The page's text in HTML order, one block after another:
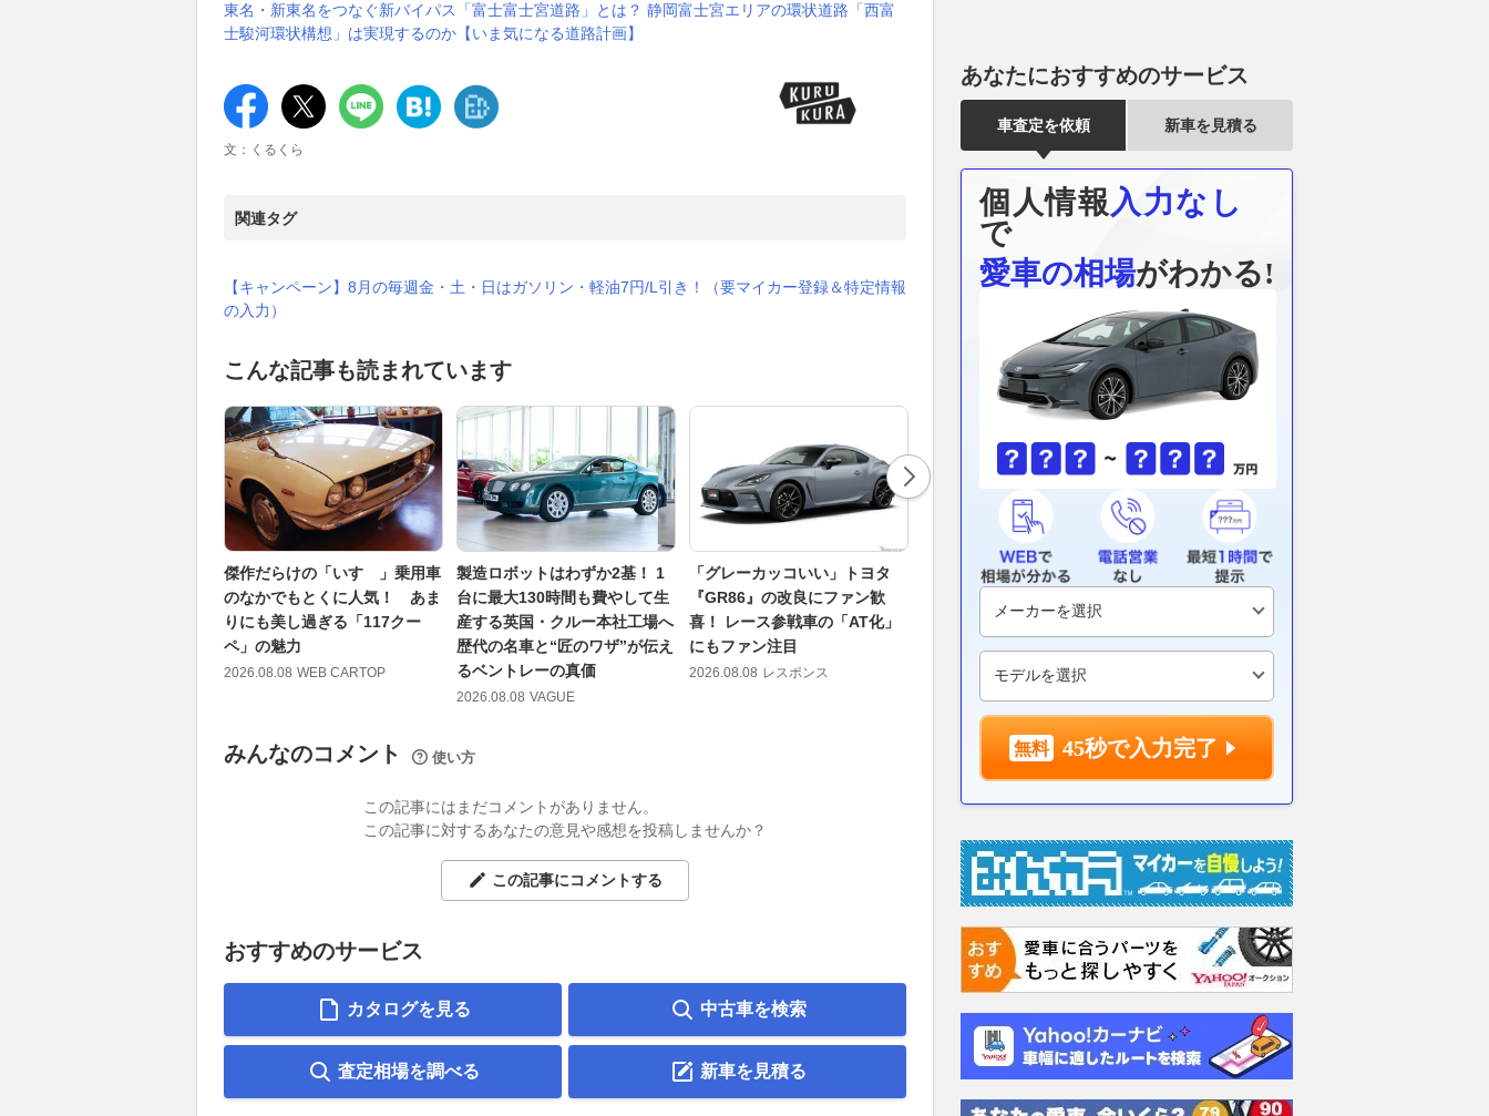
東名・新東名をつなぐ新バイパス「富士富士宮道路」とは？ 静岡富士宮エリアの環状道路「西富
士駿河環状構想」は実現するのか【いま気になる道路計画】
文：くるくら
関連タグ
【キャンペーン】8月の毎週金・土・日はガソリン・軽油7円/L引き！（要マイカー登録＆特定情報
の入力）
こんな記事も読まれています
傑作だらけの「いすゞ」乗用車
のなかでもとくに人気！ あま
りにも美し過ぎる「117クー
ペ」の魅力
2026.08.08 WEB CARTOP
製造ロボットはわずか2基！ 1
台に最大130時間も費やして生
産する英国・クルー本社工場へ
歴代の名車と“匠のワザ”が伝え
るベントレーの真価
2026.08.08 VAGUE
「グレーカッコいい」トヨタ
『GR86』の改良にファン歓
喜！ レース参戦車の「AT化」
にもファン注目
2026.08.08 レスポンス
【MotoGP】イギリスGP初日6
の影響で、得意だったところま
motorsport.com 日本版
運転が上手くなりたいならマニ
WEB CARTOP
みんなのコメント 使い方
この記事にはまだコメントがありません。
この記事に対するあなたの意見や感想を投稿しませんか？
この記事にコメントする
おすすめのサービス
カタログを見る 中古車を検索
査定相場を調べる 新車を見積る
あなたにおすすめのサービス
車査定を依頼 新車を見積る
個人情報 入力なし
で
愛車の相場がわかる!
45秒で入力完了